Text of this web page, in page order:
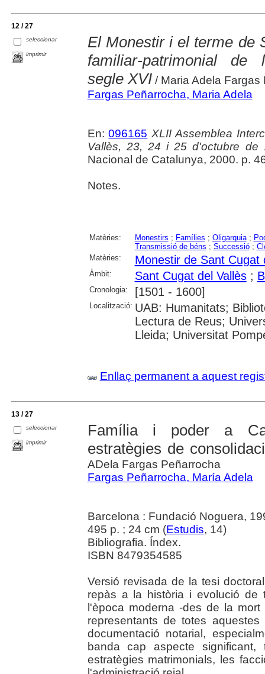
12 / 27
seleccionar
imprimir
El Monestir i el terme de
familiar-patrimonial de
segle XVI / Maria Adela Fargas
Fargas Peñarrocha, Maria Adela
En:096165 XLII Assemblea
Vallès, 23, 24 i 25 d'octubre de
Nacional de Catalunya, 2000. p.
Notes.
Matèries: Monestirs ; Famílies ; Oligarquia;
Transmissió de béns ; Successió;
Matèries:
Monestir de Sant Cugat
Àmbit: Sant Cugat del Vallès;
Cronologia: [1501 - 1600]
Localització: UAB: Humanitats;
Lectura de Reus;
Lleida; Universitat
Enllaç permanent a aquest
13 / 27
seleccionar
imprimir
Família i poder a
estratègies de
ADela Fargas Peñarrocha
Fargas Peñarrocha, María Adela
Barcelona : Fundació Noguera,
495 p. ; 24 cm (Estudis, 14)
Bibliografia. Índex.
ISBN 8479354585
Versió revisada de la tesi
repàs a la història i evolució de
l'època moderna -des de la
representants de totes
documentació notarial,
banda cap aspecte significant,
estratègies matrimonials, les